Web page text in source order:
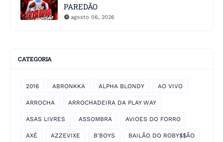
PAREDÃO
agosto 06, 2026
CATEGORIA
2016 ABRONKKA ALPHA BLONDY AO VIVO
ARROCHA ARROCHADEIRA DA PLAY WAY
ASAS LIVRES ASSOMBRA AVIOES DO FORRO
AXÉ AZZEVIXE B'BOYS BAILÃO DO ROBY$$ÃO